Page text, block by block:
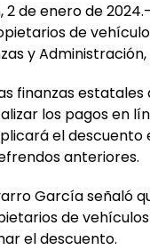
2 de enero de
de
y Administración,
finanzas
los pagos en
el
anteriores.
García señaló
de
el descuento.